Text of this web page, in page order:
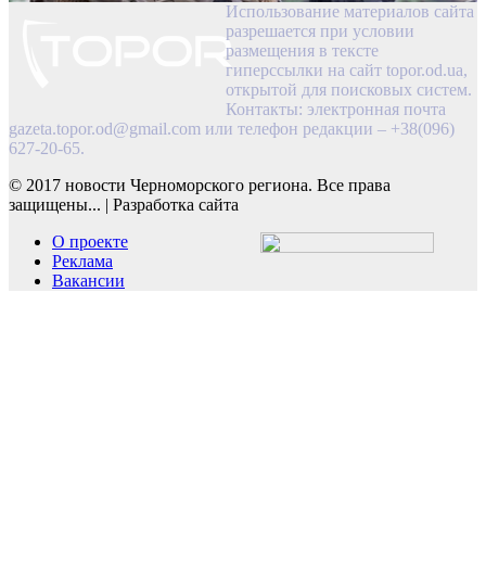
Использование материалов сайта
разрешается при условии
размещения в тексте
гиперссылки на сайт topor.od.ua,
открытой для поисковых систем.
Контакты: электронная почта
gazeta.topor.od@gmail.com или телефон редакции – +38(096)
627-20-65.
© 2017 новости Черноморского региона. Все права
защищены... | Разработка сайта
О проекте
Реклама
Вакансии